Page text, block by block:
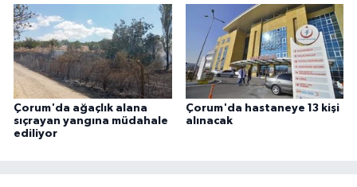
Çorum'da ağaçlık alana
sıçrayan yangına müdahale
ediliyor
Çorum'da hastaneye 13 kişi
alınacak